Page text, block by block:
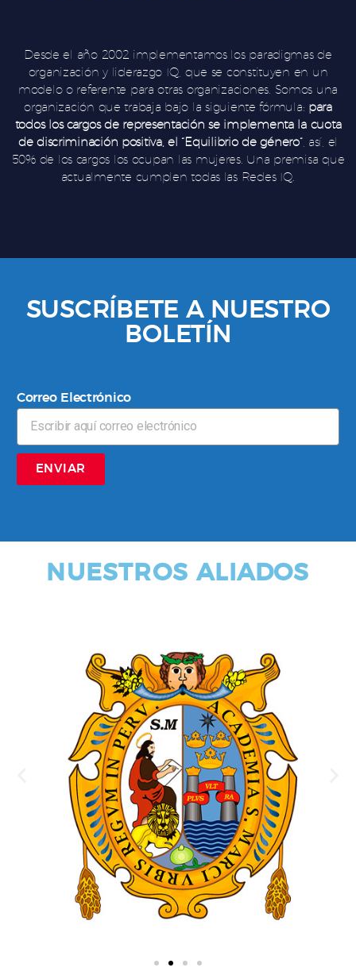
Desde el año 2002 implementamos los paradigmas de
organización y liderazgo IQ, que se constituyen en un
modelo o referente para otras organizaciones. Somos una
organización que trabaja bajo la siguiente fórmula: para
todos los cargos de representación se implementa la cuota
de discriminación positiva, el “Equilibrio de género”, así, el
50% de los cargos los ocupan las mujeres. Una premisa que
actualmente cumplen todas las Redes IQ.
SUSCRÍBETE A NUESTRO
BOLETÍN
Correo Electrónico
ENVIAR
NUESTROS ALIADOS